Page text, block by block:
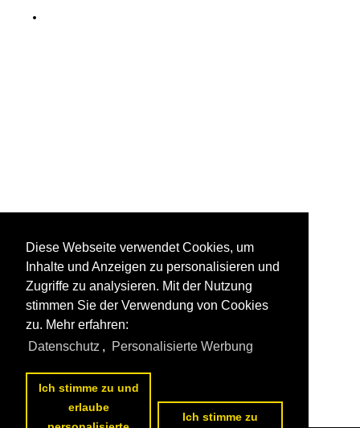
Diese Webseite verwendet Cookies, um
Inhalte und Anzeigen zu personalisieren und
Zugriffe zu analysieren. Mit der Nutzung
stimmen Sie der Verwendung von Cookies
zu. Mehr erfahren:
Datenschutz , Personalisierte Werbung
Ich stimme zu und
erlaube
Ich stimme zu